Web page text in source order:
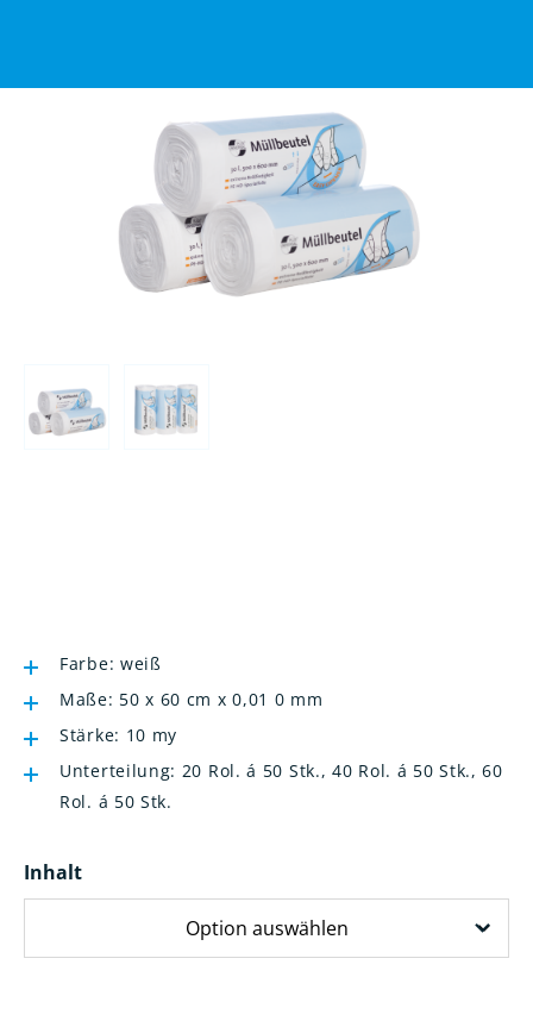
Farbe: weiß
Maße: 50 x 60 cm x 0,01 0 mm
Stärke: 10 my
Unterteilung: 20 Rol. á 50 Stk., 40 Rol. á 50 Stk., 60
Rol. á 50 Stk.
Inhalt